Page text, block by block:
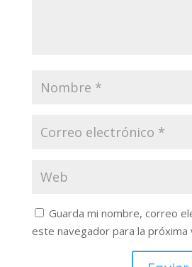
Guarda mi nombre, correo
este navegador para la próxima